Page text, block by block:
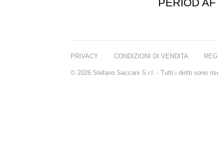
PRIVACY CONDIZIONI DI VENDITA
© 2026 Stefano Saccani S.r.l. - Tutti i diritti sono